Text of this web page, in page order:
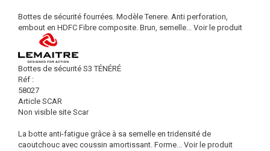
Bottes de sécurité fourrées. Modèle Tenere. Anti perforation,
embout en HDFC Fibre composite. Brun, semelle... Voir le produit
Bottes de sécurité S3 TÉNÉRÉ
Réf :
58027
Article SCAR
Non visible site Scar
La botte anti-fatigue grâce à sa semelle en tridensité de
caoutchouc avec coussin amortissant. Forme... Voir le produit